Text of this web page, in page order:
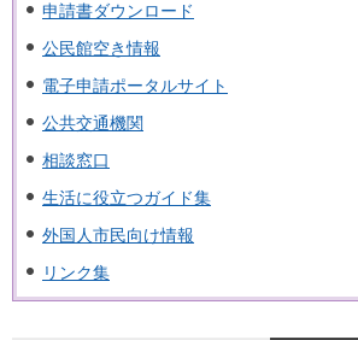
申請書ダウンロード
公民館空き情報
電子申請ポータルサイト
公共交通機関
相談窓口
生活に役立つガイド集
外国人市民向け情報
リンク集